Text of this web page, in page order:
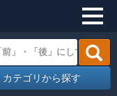
カテゴリから探す